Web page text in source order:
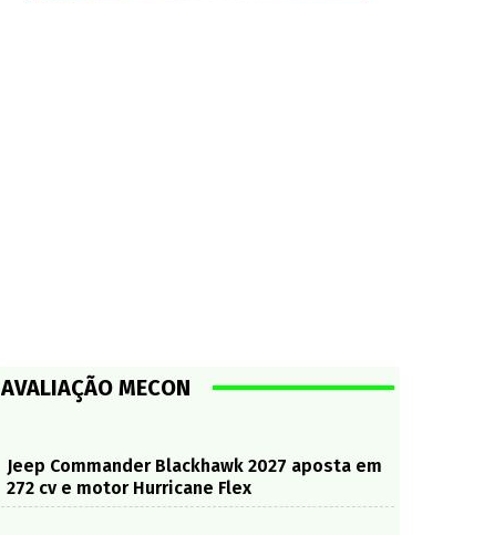
AVALIAÇÃO MECON
Jeep Commander Blackhawk 2027 aposta em
272 cv e motor Hurricane Flex